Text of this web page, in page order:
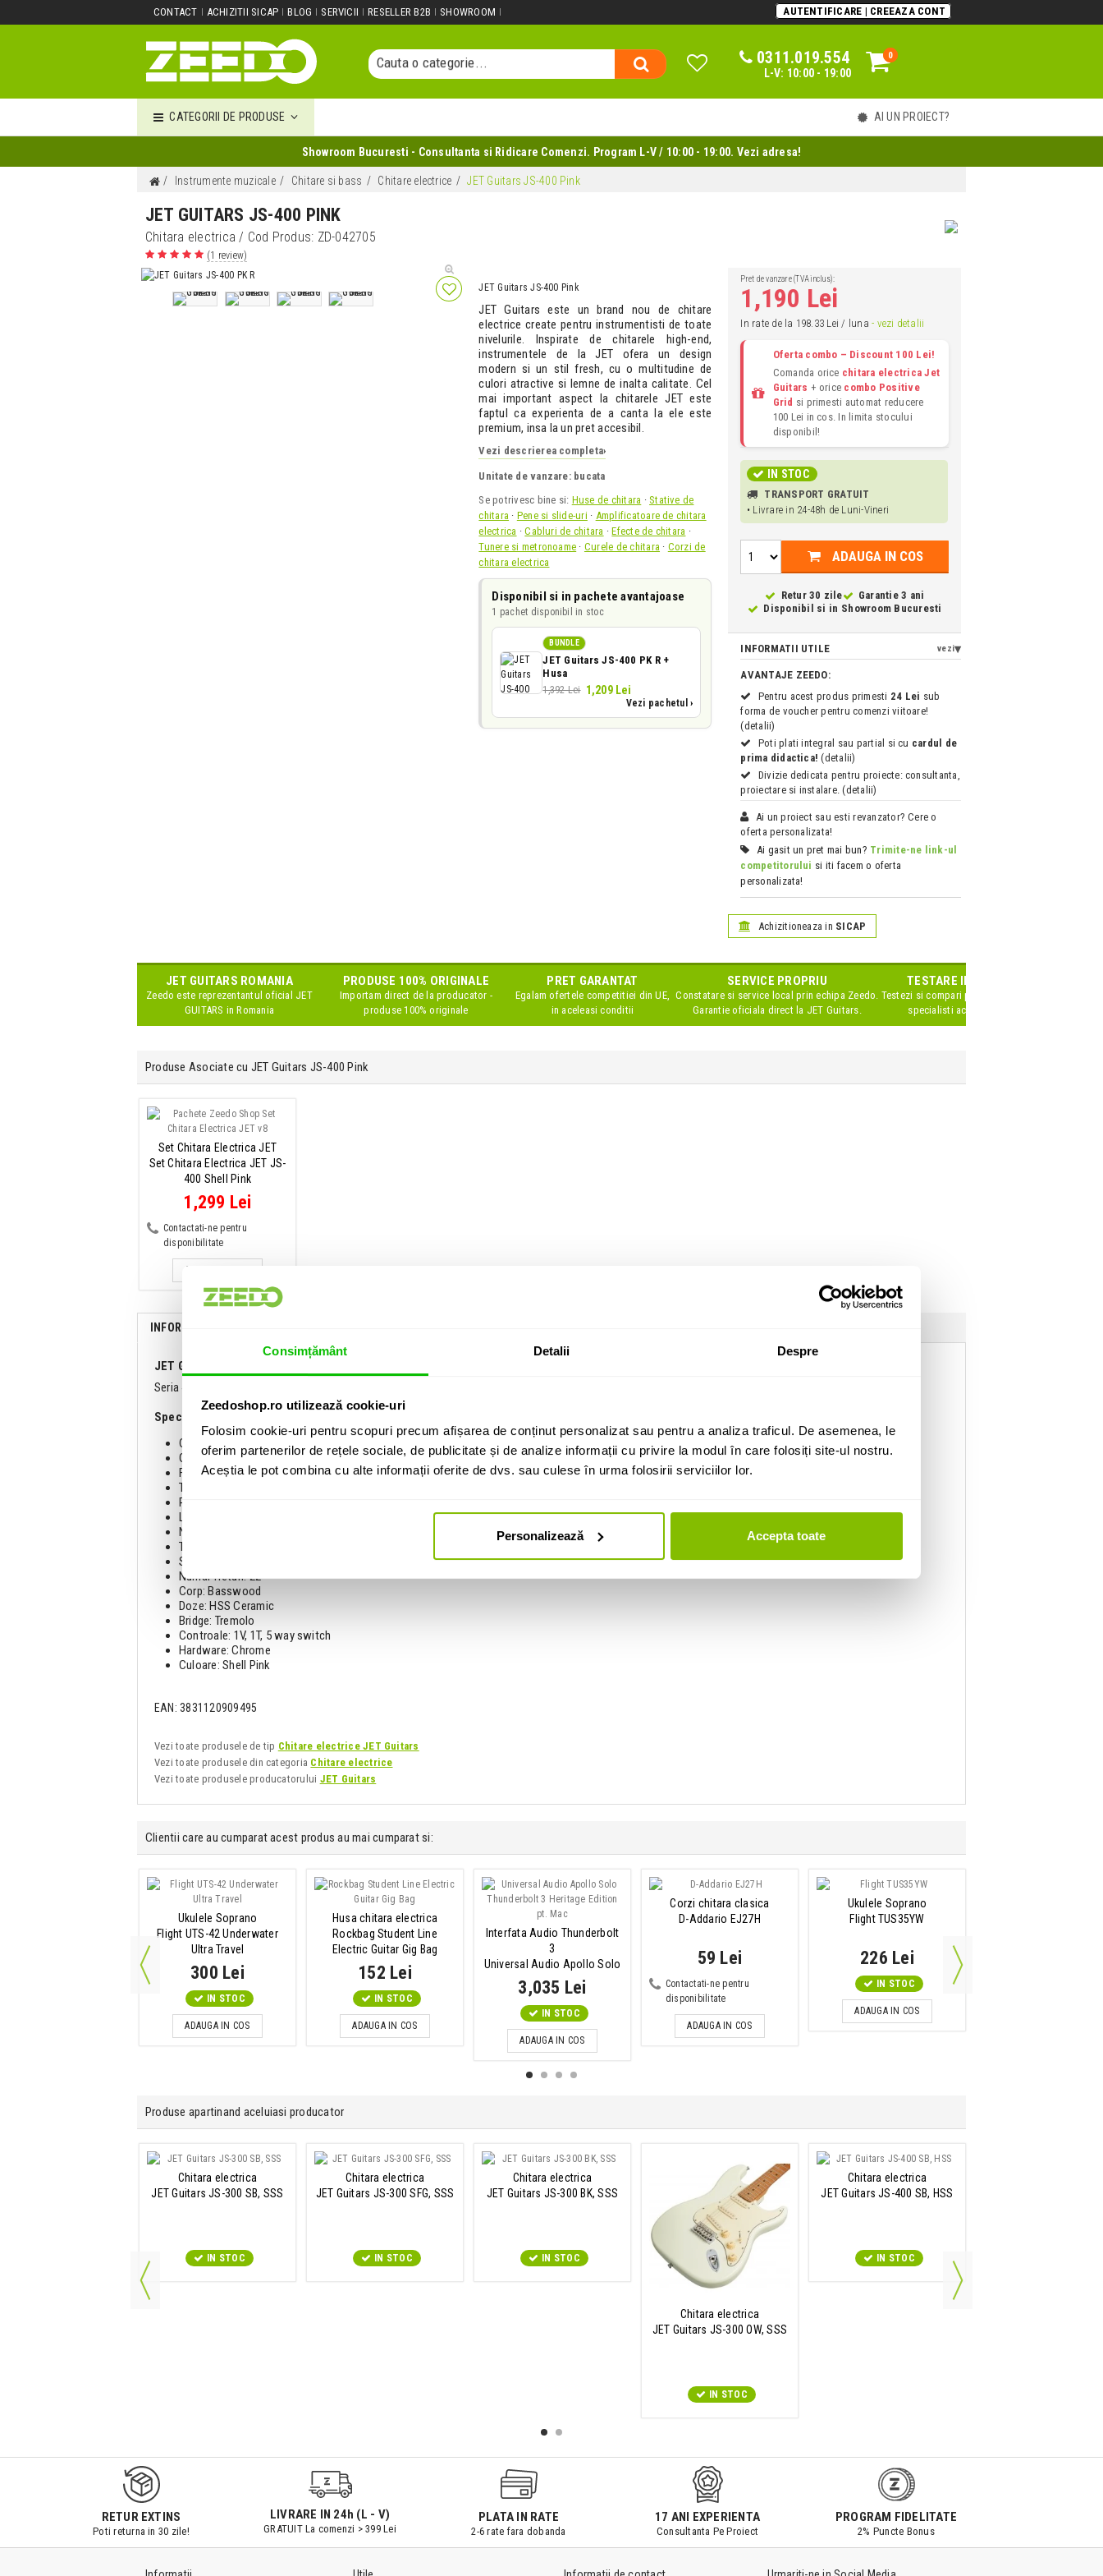
Consimțământ Detalii Despre
Zeedoshop.ro utilizează cookie-uri
Folosim cookie-uri pentru scopuri precum afișarea de conținut personalizat sau pentru a analiza traficul. De asemenea, le
oferim partenerilor de rețele sociale, de publicitate și de analize informații cu privire la modul în care folosiți site-ul nostru.
Aceștia le pot combina cu alte informații oferite de dvs. sau culese în urma folosirii serviciilor lor.
Personalizează Accepta toate
CONTACT ACHIZITII SICAP BLOG SERVICII RESELLER B2B SHOWROOM AUTENTIFICARE | CREEAZA CONT
0311.019.554
L-V: 10:00 - 19:00
0
0
Cauta un produs...
Cauta un producator...
CATEGORII DE PRODUSE AI UN PROIECT?
Showroom Bucuresti - Consultanta si Ridicare Comenzi. Program L-V / 10:00 - 19:00. Vezi adresa!
Instrumente muzicale Chitare si bass Chitare electrice JET Guitars JS-400 Pink
JET GUITARS JS-400 PINK
Chitara electrica/ Cod Produs: ZD-042705
(1 review)
JET Guitars JS-400 Pink
JET Guitars este un brand nou de chitare
electrice create pentru instrumentisti de toate
nivelurile. Inspirate de chitarele high-end,
instrumentele de la JET ofera un design
modern si un stil fresh, cu o multitudine de
culori atractive si lemne de inalta calitate. Cel
mai important aspect la chitarele JET este
faptul ca experienta de a canta la ele este
premium, insa la un pret accesibil.
Vezi descrierea completa›
Unitate de vanzare: bucata
Se potrivesc bine si: Huse de chitara ·Stative de
chitara · Pene si slide-uri · Amplificatoare de chitara
electrica ·Cabluri de chitara ·Efecte de chitara ·
Tunere si metronoame · Curele de chitara · Corzi de
chitara electrica
Disponibil si in pachete avantajoase
1 pachet disponibil in stoc
BUNDLE
JET Guitars JS-400 PK R +
Husa
1,392 Lei 1,209 Lei
Vezi pachetul ›
Pret de vanzare (TVA inclus):
1,190 Lei
In rate de la 198.33 Lei / luna- vezi detalii
Oferta combo – Discount 100 Lei!
Comanda orice chitara electrica Jet
Guitars + orice combo Positive
Grid si primesti automat reducere
100 Lei in cos. In limita stocului
disponibil!
IN STOC
TRANSPORT GRATUIT
• Livrare in 24-48h de Luni-Vineri
ADAUGA IN COS
Retur 30 zile
Garantie 3 ani
Disponibil si in Showroom Bucuresti
INFORMATII UTILE vezi
AVANTAJE ZEEDO:
Pentru acest produs primesti 24 Lei sub
forma de voucher pentru comenzi viitoare!
(detalii)
Poti plati integral sau partial si cu cardul de
prima didactica! (detalii)
Divizie dedicata pentru proiecte: consultanta,
proiectare si instalare. (detalii)
Ai un proiect sau esti revanzator? Cere o
oferta personalizata!
Ai gasit un pret mai bun? Trimite-ne link-ul
competitorului si iti facem o oferta
personalizata!
Achizitioneaza in SICAP
JET GUITARS ROMANIA
Zeedo este reprezentantul oficial JET
GUITARS in Romania
PRODUSE 100% ORIGINALE
Importam direct de la producator -
produse 100% originale
PRET GARANTAT
Egalam ofertele competitiei din UE,
in aceleasi conditii
SERVICE PROPRIU
Constatare si service local prin echipa Zeedo.
Garantie oficiala direct la JET Guitars.
TESTARE IN SHOWROOM
Testezi si compari produsele impreuna cu
specialisti acreditati de brand
Produse Asociate cu JET Guitars JS-400 Pink
Set Chitara Electrica JET
Set Chitara Electrica JET JS-
400 Shell Pink
1,299 Lei
Contactati-ne pentru
disponibilitate
ADAUGA IN COS
INFORMATII
JET Guitars JS-400 Pink:
Seria 400 de la JET Guitars vine cu modele autentice extrem de confortabile, de tip stratocaster cu doze ceramice, dar intr-o configuratie HSS.
Specificatii:
Cheite: Chrome
Gat: Canadian roasted maple
Forma gat: Modern C
Tastiera: Rosewood (Palisandru)
Radius: 9,5"
Latime nut: 1,65"
Nut: Bone
Truss rod: Double action
Scala: 25,5"
Numar freturi: 22
Corp: Basswood
Doze: HSS Ceramic
Bridge: Tremolo
Controale: 1V, 1T, 5 way switch
Hardware: Chrome
Culoare: Shell Pink
EAN: 3831120909495
Vezi toate produsele de tip Chitare electrice JET Guitars
Vezi toate produsele din categoria Chitare electrice
Vezi toate produsele producatorului JET Guitars
Clientii care au cumparat acest produs au mai cumparat si:
Ukulele Soprano
Flight UTS-42 Underwater
Ultra Travel
300 Lei
IN STOC
ADAUGA IN COS
Husa chitara electrica
Rockbag Student Line
Electric Guitar Gig Bag
152 Lei
IN STOC
ADAUGA IN COS
Interfata Audio Thunderbolt
3
Universal Audio Apollo Solo
Thunderbolt 3 Heritage...
3,035 Lei
IN STOC
ADAUGA IN COS
Corzi chitara clasica
D-Addario EJ27H
59 Lei
Contactati-ne pentru
disponibilitate
ADAUGA IN COS
Ukulele Soprano
Flight TUS35YW
226 Lei
IN STOC
ADAUGA IN COS
Produse apartinand aceluiasi producator
Chitara electrica
JET Guitars JS-300 SB, SSS
IN STOC
Chitara electrica
JET Guitars JS-300 SFG, SSS
IN STOC
Chitara electrica
JET Guitars JS-300 BK, SSS
IN STOC
Chitara electrica
JET Guitars JS-300 OW, SSS
IN STOC
Chitara electrica
JET Guitars JS-400 SB, HSS
IN STOC
RETUR EXTINS
Poti returna in 30 zile!
LIVRARE IN 24h (L - V)
GRATUIT La comenzi > 399 Lei
PLATA IN RATE
2-6 rate fara dobanda
17 ANI EXPERIENTA
Consultanta Pe Proiect
PROGRAM FIDELITATE
2% Puncte Bonus